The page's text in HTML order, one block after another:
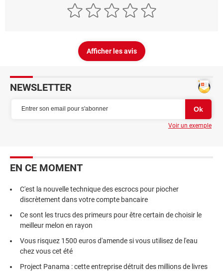
Afficher les avis
NEWSLETTER
Voir un exemple
EN CE MOMENT
C'est la nouvelle technique des escrocs pour piocher
discrètement dans votre compte bancaire
Ce sont les trucs des primeurs pour être certain de choisir le
meilleur melon en rayon
Vous risquez 1500 euros d'amende si vous utilisez de l'eau
chez vous cet été
Project Panama : cette entreprise détruit des millions de livres